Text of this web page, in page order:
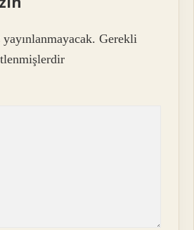
Gerekli